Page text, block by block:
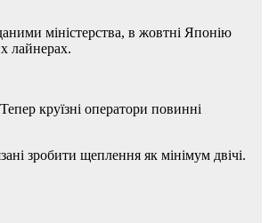
міністерства, в жовтні Японію
лайнерах.
круїзні оператори повинні
зробити щеплення як мінімум двічі.